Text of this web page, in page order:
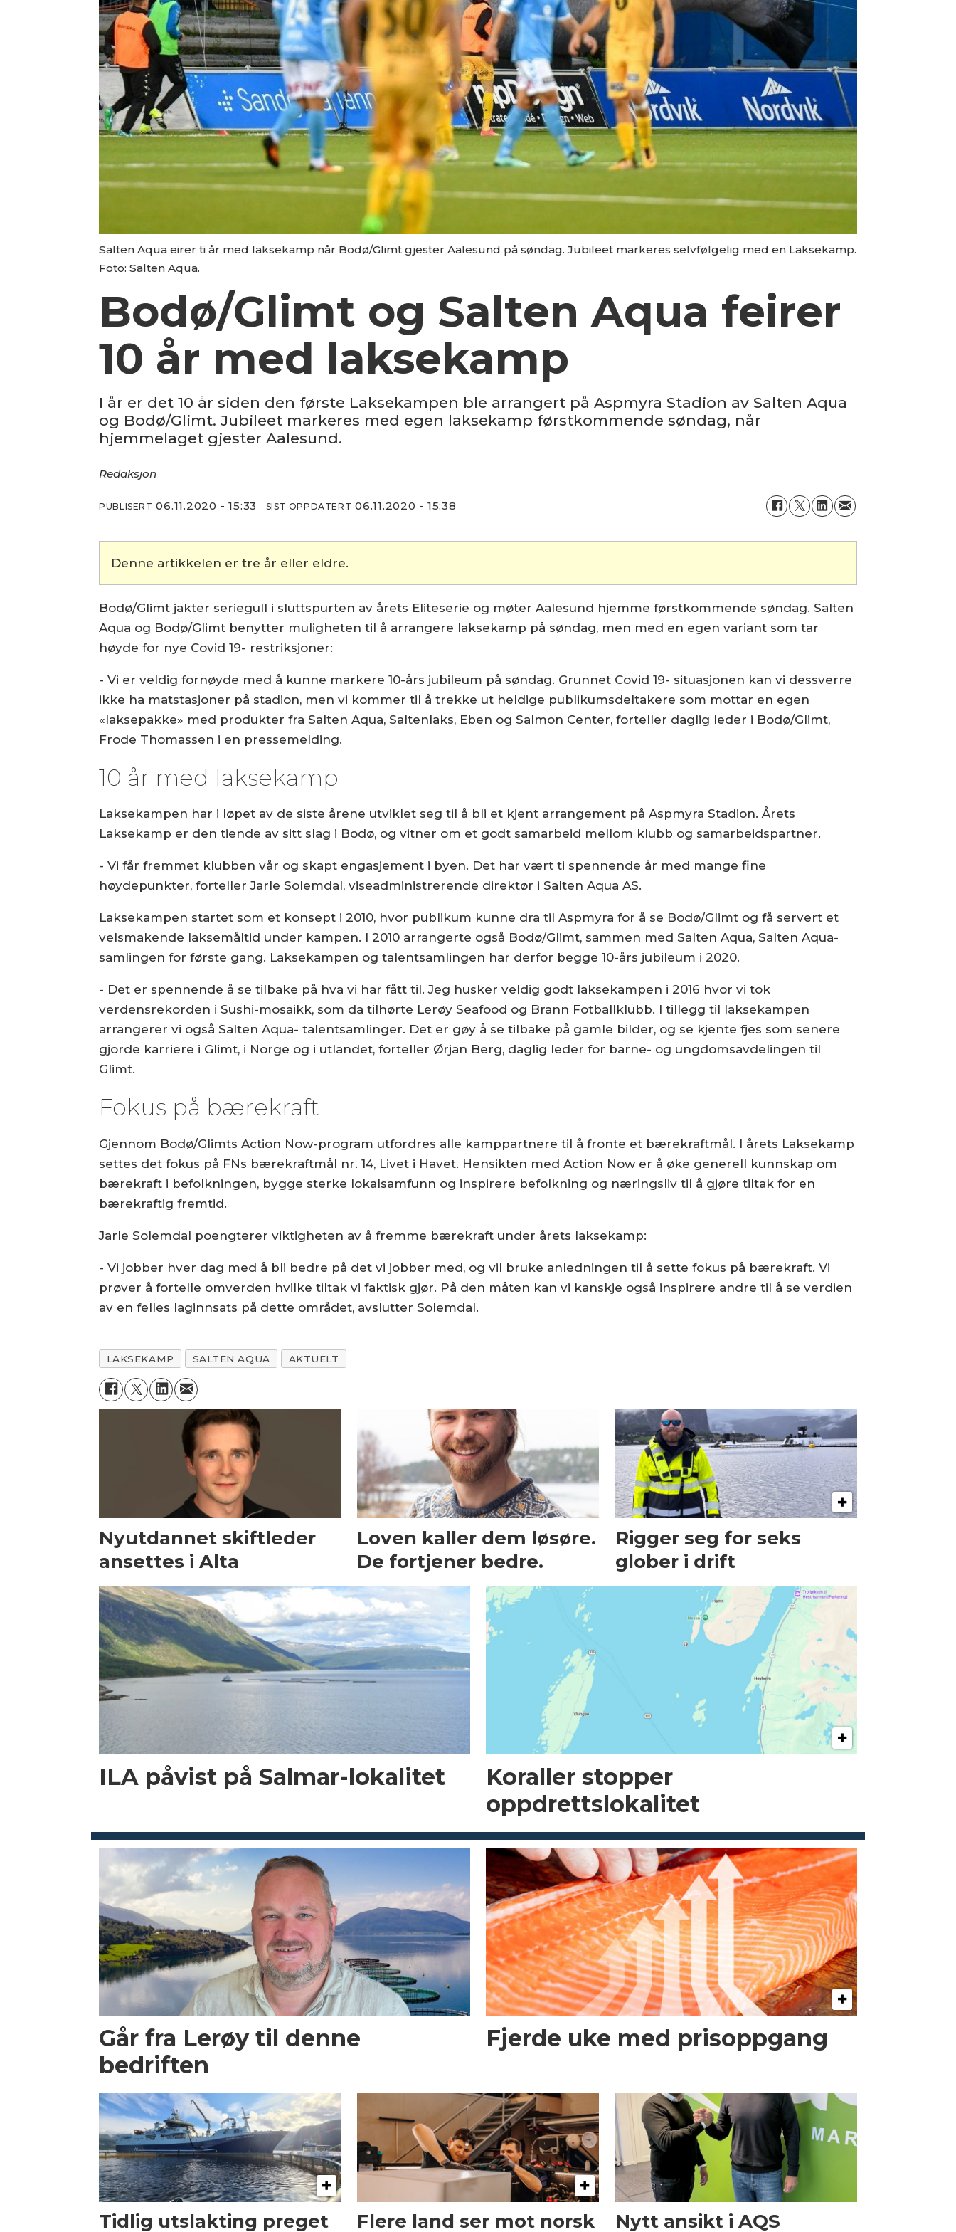
Salten Aqua eirer ti år med laksekamp når Bodø/Glimt gjester Aalesund på søndag. Jubileet markeres selvfølgelig med en Laksekamp.
Foto: Salten Aqua.
Bodø/Glimt og Salten Aqua feirer
10 år med laksekamp
I år er det 10 år siden den første Laksekampen ble arrangert på Aspmyra Stadion av Salten Aqua
og Bodø/Glimt. Jubileet markeres med egen laksekamp førstkommende søndag, når
hjemmelaget gjester Aalesund.
Redaksjon
PUBLISERT 06.11.2020 - 15:33 SIST OPPDATERT 06.11.2020 - 15:38
Denne artikkelen er tre år eller eldre.
Bodø/Glimt jakter seriegull i sluttspurten av årets Eliteserie og møter Aalesund hjemme førstkommende søndag. Salten
Aqua og Bodø/Glimt benytter muligheten til å arrangere laksekamp på søndag, men med en egen variant som tar
høyde for nye Covid 19- restriksjoner:
- Vi er veldig fornøyde med å kunne markere 10-års jubileum på søndag. Grunnet Covid 19- situasjonen kan vi dessverre
ikke ha matstasjoner på stadion, men vi kommer til å trekke ut heldige publikumsdeltakere som mottar en egen
«laksepakke» med produkter fra Salten Aqua, Saltenlaks, Eben og Salmon Center, forteller daglig leder i Bodø/Glimt,
Frode Thomassen i en pressemelding.
10 år med laksekamp
Laksekampen har i løpet av de siste årene utviklet seg til å bli et kjent arrangement på Aspmyra Stadion. Årets
Laksekamp er den tiende av sitt slag i Bodø, og vitner om et godt samarbeid mellom klubb og samarbeidspartner.
- Vi får fremmet klubben vår og skapt engasjement i byen. Det har vært ti spennende år med mange fine
høydepunkter, forteller Jarle Solemdal, viseadministrerende direktør i Salten Aqua AS.
Laksekampen startet som et konsept i 2010, hvor publikum kunne dra til Aspmyra for å se Bodø/Glimt og få servert et
velsmakende laksemåltid under kampen. I 2010 arrangerte også Bodø/Glimt, sammen med Salten Aqua, Salten Aqua-
samlingen for første gang. Laksekampen og talentsamlingen har derfor begge 10-års jubileum i 2020.
- Det er spennende å se tilbake på hva vi har fått til. Jeg husker veldig godt laksekampen i 2016 hvor vi tok
verdensrekorden i Sushi-mosaikk, som da tilhørte Lerøy Seafood og Brann Fotballklubb. I tillegg til laksekampen
arrangerer vi også Salten Aqua- talentsamlinger. Det er gøy å se tilbake på gamle bilder, og se kjente fjes som senere
gjorde karriere i Glimt, i Norge og i utlandet, forteller Ørjan Berg, daglig leder for barne- og ungdomsavdelingen til
Glimt.
Fokus på bærekraft
Gjennom Bodø/Glimts Action Now-program utfordres alle kamppartnere til å fronte et bærekraftmål. I årets Laksekamp
settes det fokus på FNs bærekraftmål nr. 14, Livet i Havet. Hensikten med Action Now er å øke generell kunnskap om
bærekraft i befolkningen, bygge sterke lokalsamfunn og inspirere befolkning og næringsliv til å gjøre tiltak for en
bærekraftig fremtid.
Jarle Solemdal poengterer viktigheten av å fremme bærekraft under årets laksekamp:
- Vi jobber hver dag med å bli bedre på det vi jobber med, og vil bruke anledningen til å sette fokus på bærekraft. Vi
prøver å fortelle omverden hvilke tiltak vi faktisk gjør. På den måten kan vi kanskje også inspirere andre til å se verdien
av en felles laginnsats på dette området, avslutter Solemdal.
LAKSEKAMP SALTEN AQUA AKTUELT
Nyutdannet skiftleder
ansettes i Alta
Loven kaller dem løsøre.
De fortjener bedre.
Rigger seg for seks
glober i drift
ILA påvist på Salmar-lokalitet
Koraller stopper
oppdrettslokalitet
Går fra Lerøy til denne
bedriften
Fjerde uke med prisoppgang
Tidlig utslakting preget Flere land ser mot norsk Nytt ansikt i AQS